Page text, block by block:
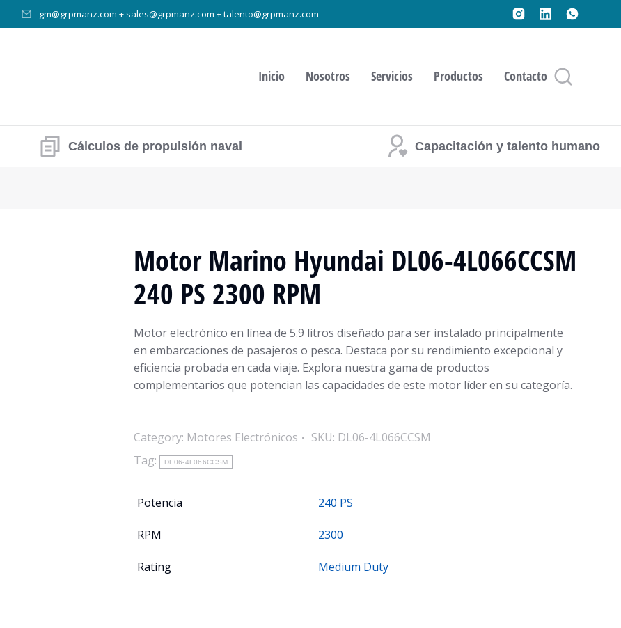
gm@grpmanz.com + sales@grpmanz.com + talento@grpmanz.com
Inicio Nosotros Servicios Productos Contacto
Cálculos de propulsión naval Capacitación y talento humano
Motor Marino Hyundai DL06-4L066CCSM
240 PS 2300 RPM
Motor electrónico en línea de 5.9 litros diseñado para ser instalado principalmente
en embarcaciones de pasajeros o pesca. Destaca por su rendimiento excepcional y
eficiencia probada en cada viaje. Explora nuestra gama de productos
complementarios que potencian las capacidades de este motor líder en su categoría.
Category: Motores Electrónicos SKU: DL06-4L066CCSM
Tag:
DL06-4L066CCSM
Potencia 240 PS
RPM 2300
Rating Medium Duty